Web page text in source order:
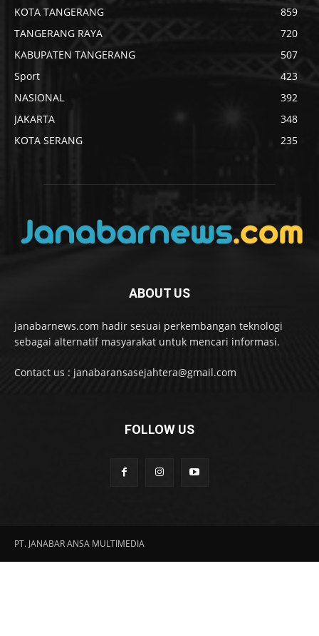
KOTA TANGERANG
859
TANGERANG RAYA
720
KABUPATEN TANGERANG
507
Sport
423
NASIONAL
392
JAKARTA
348
KOTA SERANG
235
ABOUT US
janabarnews.com hadir sesuai perkembangan teknologi
sebagai alternatif masyarakat untuk mencari informasi.
Contact us : janabaransasejahtera@gmail.com
FOLLOW US
PT. JANABAR ANSA MULTIMEDIA